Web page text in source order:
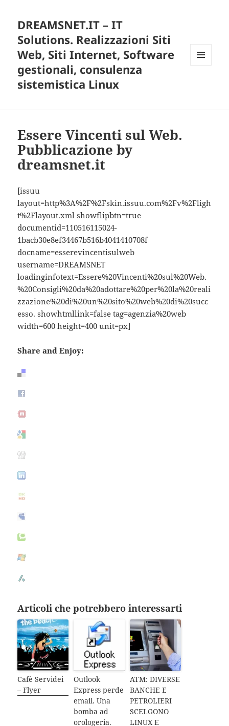
DREAMSNET.IT – IT
Solutions. Realizzazioni Siti
Web, Siti Internet, Software
gestionali, consulenza
sistemistica Linux
Essere Vincenti sul Web.
Pubblicazione by
dreamsnet.it
[issuu
layout=http%3A%2F%2Fskin.issuu.com%2Fv%2Fligh
t%2Flayout.xml showflipbtn=true
documentid=110516115024-
1bacb30e8ef34467b516b4041410708f
docname=esserevincentisulweb
username=DREAMSNET
loadinginfotext=Essere%20Vincenti%20sul%20Web.
%20Consigli%20da%20adottare%20per%20la%20reali
zzazione%20di%20un%20sito%20web%20di%20succ
esso. showhtmllink=false tag=agenzia%20web
width=600 height=400 unit=px]
Share and Enjoy:
Articoli che potrebbero interessarti
Cafè Servidei
– Flyer
Outlook
Express perde
email. Una
bomba ad
orologeria.
ATM: DIVERSE
BANCHE E
PETROLIERI
SCELGONO
LINUX E